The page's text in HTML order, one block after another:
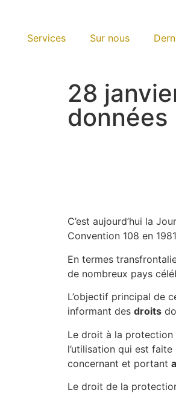
Services Sur nous
28
données
C’est aujourd’hui la
Convention 108 en
En termes
de nombreux pays
L’objectif principal de
informant des droits
Le droit à la protection
l’utilisation qui est
concernant et portant
Le droit de la